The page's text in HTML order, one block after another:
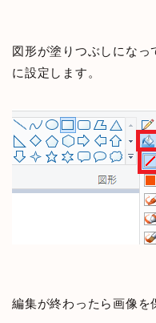
図形が塗りつぶしになっ
に設定します。
編集が終わったら画像を